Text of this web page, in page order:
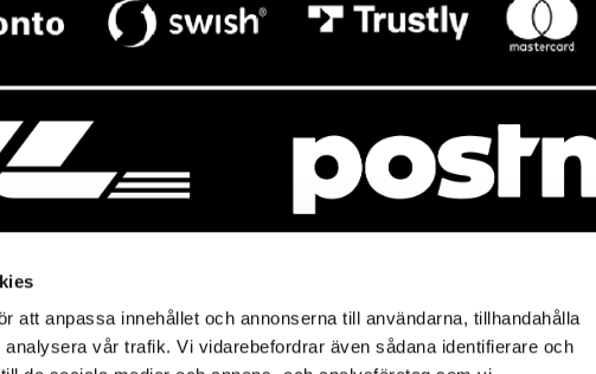
att anpassa innehållet och annonserna till användarna, tillhandahålla
vår trafik. Vi vidarebefordrar även sådana identifierare och
Mitt Baresso
Baresso Family